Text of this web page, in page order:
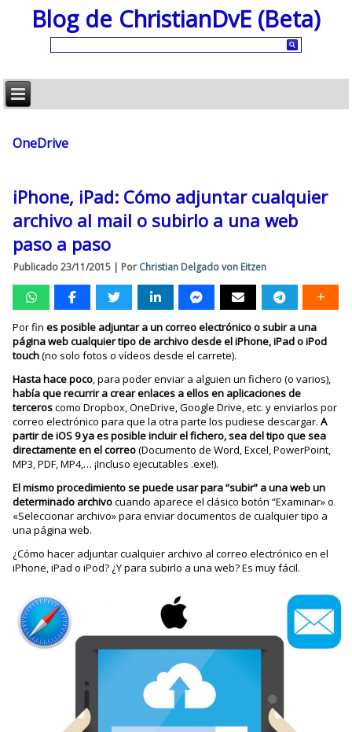
Blog de ChristianDvE (Beta)
OneDrive
iPhone, iPad: Cómo adjuntar cualquier
archivo al mail o subirlo a una web
paso a paso
Publicado 23/11/2015 | Por Christian Delgado von Eitzen
Por fines posible adjuntar a un correo electrónico o subir a una
página web cualquier tipo de archivo desde el iPhone, iPad o iPod
touch(no solo fotos o vídeos desde el carrete).
Hasta hace poco, para poder enviar a alguien un fichero (o varios),
había que recurrir a crear enlaces a ellos en aplicaciones de
terceroscomo Dropbox, OneDrive, Google Drive, etc. y enviarlos por
correo electrónico para que la otra parte los pudiese descargar.A
partir de iOS 9 ya es posible incluir el fichero, sea del tipo que sea
directamente en el correo(Documento de Word, Excel, PowerPoint,
MP3, PDF, MP4,… ¡Incluso ejecutables .exe!).
El mismo procedimiento se puede usar para “subir” a una web un
determinado archivocuando aparece el clásico botón “Examinar» o
«Seleccionar archivo» para enviar documentos de cualquier tipo a
una página web.
¿Cómo hacer adjuntar cualquier archivo al correo electrónico en el
iPhone, iPad o iPod? ¿Y para subirlo a una web? Es muy fácil.